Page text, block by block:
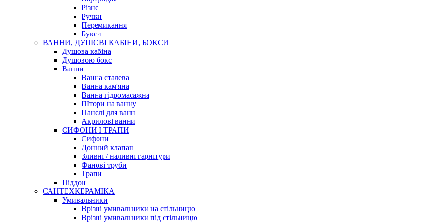
Різне
Ручки
Перемикання
Букси
ВАННИ, ДУШОВІ КАБІНИ, БОКСИ
Душова кабіна
Душовою бокс
Ванни
Ванна сталева
Ванна кам'яна
Ванна гідромасажна
Штори на ванну
Панелі для ванн
Акрилові ванни
СИФОНИ І ТРАПИ
Сифони
Донний клапан
Зливні / наливні гарнітури
Фанові труби
Трапи
Піддон
САНТЕХКЕРАМІКА
Умивальники
Врізні умивальники на стільницю
Врізні умивальники під стільницю